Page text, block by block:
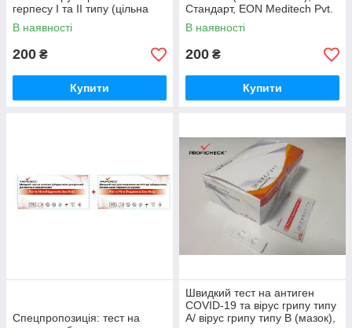
герпесу І та ІІ типу (цільна
кров/сироватка/плазма)
В наявності
200 ₴
Купити
Стандарт, EON Meditech Pvt.
Ltd., Індія
В наявності
200 ₴
Купити
Спецпропозиція: тест на
Швидкий тест на антиген
COVID-19 та вірус грипу типу
А/ вірус грипу типу В (мазок),